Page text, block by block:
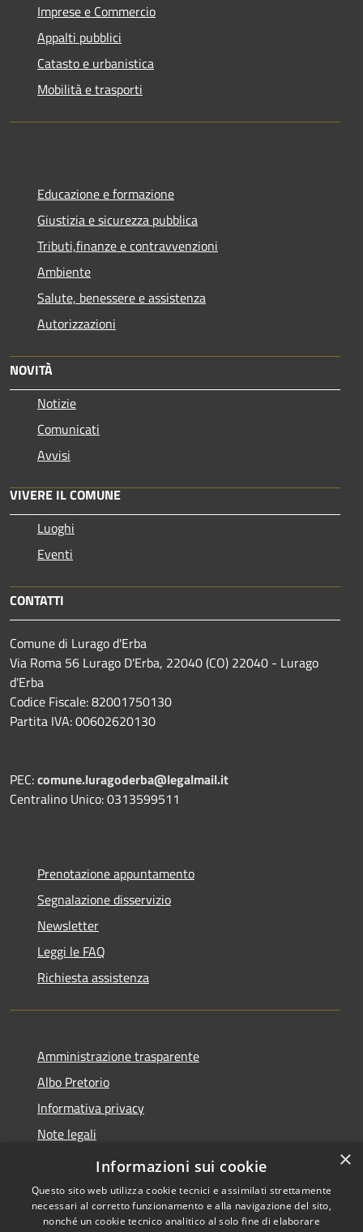
Imprese e Commercio
Appalti pubblici
Catasto e urbanistica
Mobilità e trasporti
Educazione e formazione
Giustizia e sicurezza pubblica
Tributi,finanze e contravvenzioni
Ambiente
Salute, benessere e assistenza
Autorizzazioni
NOVITÀ
Notizie
Comunicati
Avvisi
VIVERE IL COMUNE
Luoghi
Eventi
CONTATTI
Comune di Lurago d'Erba
Via Roma 56 Lurago D'Erba, 22040 (CO) 22040 - Lurago
d'Erba
Codice Fiscale: 82001750130
Partita IVA: 00602620130
PEC:comune.luragoderba@legalmail.it
Centralino Unico: 0313599511
Prenotazione appuntamento
Segnalazione disservizio
Newsletter
Leggi le FAQ
Richiesta assistenza
Amministrazione trasparente
Albo Pretorio
Informativa privacy
Note legali
Dichiarazione di accessibilità
×
Informazioni sui cookie
Questo sito web utilizza cookie tecnici e assimilati strettamente
necessari al corretto funzionamento e alla navigazione del sito,
nonché un cookie tecnico analitico al solo fine di elaborare